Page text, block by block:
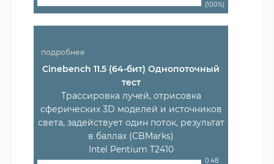
(100%)
подробнее
Cinebench 11.5 (64-бит) Однопоточный
тест
Трассировка лучей, отрисовка
сферических 3D моделей и источников
света, задействует один поток, результат
в баллах (CBMarks)
Intel Pentium T2410
0.48